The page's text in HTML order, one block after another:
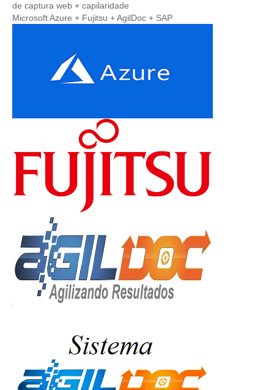
de captura web + capilaridade
Microsoft Azure + Fujitsu + AgilDoc + SAP